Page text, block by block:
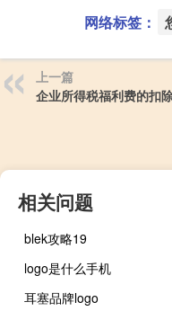
网络标签：
上一篇
企业所得税福利费的扣
相关问题
blek攻略19
logo是什么手机
耳塞品牌logo